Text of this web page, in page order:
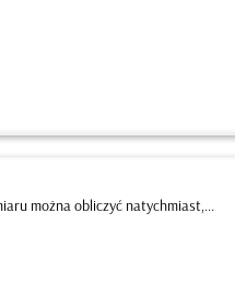
można obliczyć natychmiast,...